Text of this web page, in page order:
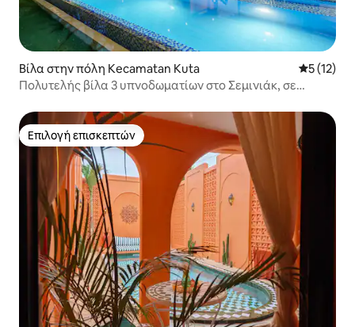
Βίλα στην πόλη Kecamatan Kuta Μέση
5 (12)
Πολυτελής βίλα 3 υπνοδωματίων στο Σεμινιάκ, σε
Επιλογή επισκεπτών
Επιλογή επισκεπτών